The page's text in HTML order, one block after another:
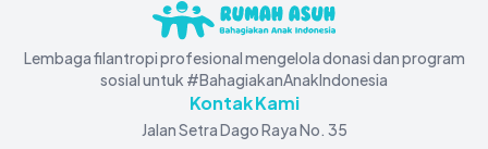
Lembaga filantropi profesional mengelola donasi dan program
sosial untuk #BahagiakanAnakIndonesia
Kontak Kami
Jalan Setra Dago Raya No. 35